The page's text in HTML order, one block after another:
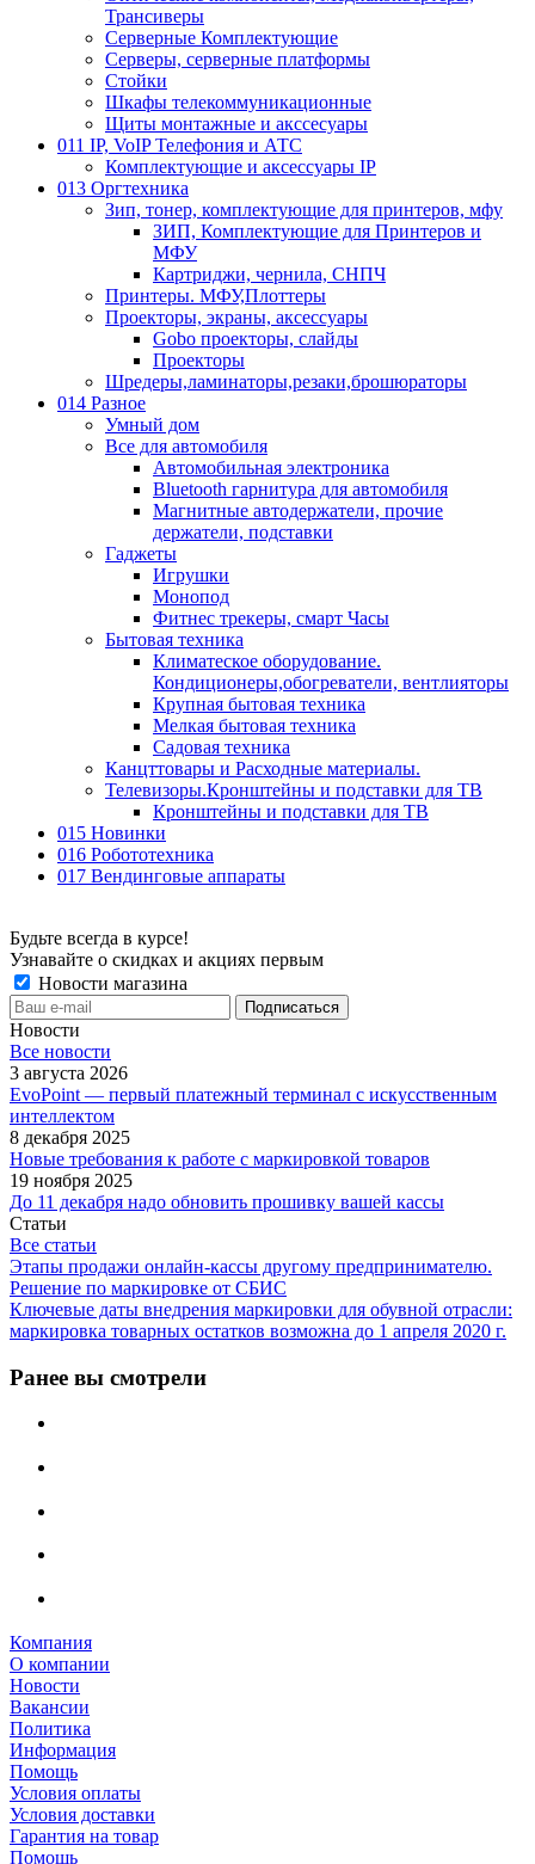
Трансиверы
Серверные Комплектующие
Серверы, серверные платформы
Стойки
Шкафы телекоммуникационные
Щиты монтажные и акссесуары
011 IP, VoIP Телефония и АТС
Комплектующие и аксессуары IP
013 Оргтехника
Зип, тонер, комплектующие для принтеров, мфу
ЗИП, Комплектующие для Принтеров и
МФУ
Картриджи, чернила, СНПЧ
Принтеры. МФУ,Плоттеры
Проекторы, экраны, аксессуары
Gobo проекторы, слайды
Проекторы
Шредеры,ламинаторы,резаки,брошюраторы
014 Разное
Умный дом
Все для автомобиля
Автомобильная электроника
Bluetooth гарнитура для автомобиля
Магнитные автодержатели, прочие
держатели, подставки
Гаджеты
Игрушки
Монопод
Фитнес трекеры, смарт Часы
Бытовая техника
Климатеское оборудование.
Кондиционеры,обогреватели, вентлияторы
Крупная бытовая техника
Мелкая бытовая техника
Садовая техника
Канцттовары и Расходные материалы.
Телевизоры.Кронштейны и подставки для ТВ
Кронштейны и подставки для ТВ
015 Новинки
016 Робототехника
017 Вендинговые аппараты
Будьте всегда в курсе!
Узнавайте о скидках и акциях первым
Новости магазина
Новости
Все новости
3 августа 2026
EvoPoint — первый платежный терминал с искусственным
интеллектом
8 декабря 2025
Новые требования к работе с маркировкой товаров
19 ноября 2025
До 11 декабря надо обновить прошивку вашей кассы
Статьи
Все статьи
Этапы продажи онлайн-кассы другому предпринимателю.
Решение по маркировке от СБИС
Ключевые даты внедрения маркировки для обувной отрасли:
маркировка товарных остатков возможна до 1 апреля 2020 г.
Ранее вы смотрели
Компания
О компании
Новости
Вакансии
Политика
Информация
Помощь
Условия оплаты
Условия доставки
Гарантия на товар
Помощь